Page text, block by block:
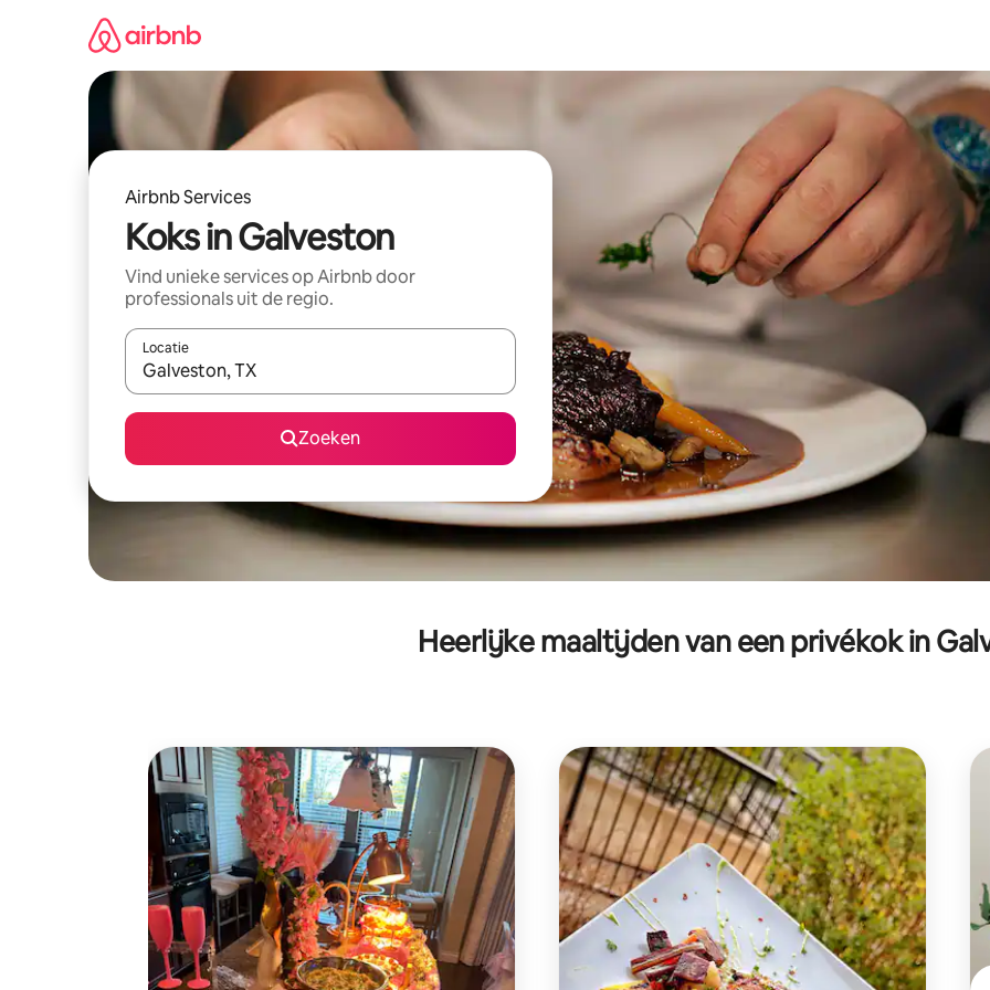
Airbnb Services
Koks in Galveston
Vind unieke services op Airbnb door
professionals uit de regio.
Locatie
Wanneer er suggesties beschikbaar zijn, maak je een keuze met je de pijltjestoetsen omhoog en omlaag, óf door te
Zoeken
Heerlijke maaltijden van een privékok in